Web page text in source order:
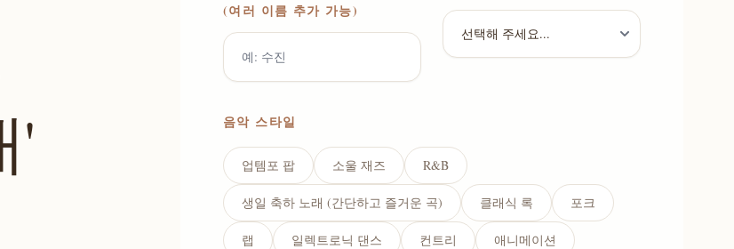
'
(여러 이름 추가 가능)
음악 스타일
업템포 팝 소울 재즈 R&B
생일 축하 노래 (간단하고 즐거운 곡) 클래식 록 포크
랩 일렉트로닉 댄스 컨트리 애니메이션